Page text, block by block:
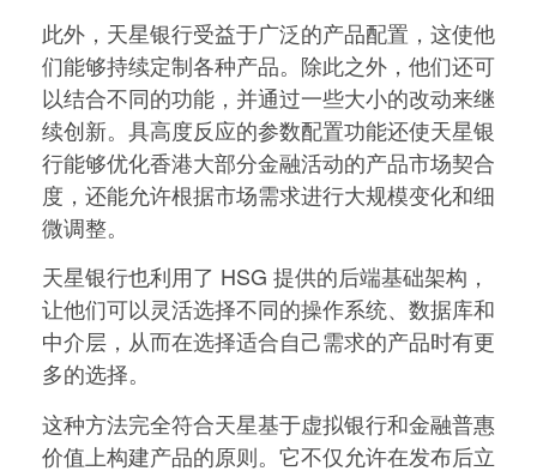
此外，天星银行受益于广泛的产品配置，这使他
们能够持续定制各种产品。除此之外，他们还可
以结合不同的功能，并通过一些大小的改动来继
续创新。具高度反应的参数配置功能还使天星银
行能够优化香港大部分金融活动的产品市场契合
度，还能允许根据市场需求进行大规模变化和细
微调整。
天星银行也利用了 HSG 提供的后端基础架构，
让他们可以灵活选择不同的操作系统、数据库和
中介层，从而在选择适合自己需求的产品时有更
多的选择。
这种方法完全符合天星基于虚拟银行和金融普惠
价值上构建产品的原则。它不仅允许在发布后立